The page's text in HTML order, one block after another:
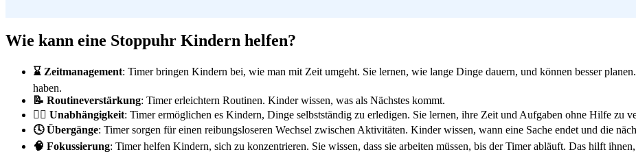
Wie kann eine Stoppuhr Kindern helfen?
⌛ Zeitmanagement: Timer bringen Kindern bei, wie man mit Zeit umgeht. Sie lernen, wie lange Dinge dauern, und können besser
haben.
📝 Routineverstärkung: Timer erleichtern Routinen. Kinder wissen, was als Nächstes kommt.
✍🏻 Unabhängigkeit: Timer ermöglichen es Kindern, Dinge selbstständig zu erledigen. Sie lernen, ihre Zeit und Aufgaben ohne Hilfe zu
🕓 Übergänge: Timer sorgen für einen reibungsloseren Wechsel zwischen Aktivitäten. Kinder wissen, wann eine Sache endet und die
🧠 Fokussierung: Timer helfen Kindern, sich zu konzentrieren. Sie wissen, dass sie arbeiten müssen, bis der Timer abläuft. Das hilft